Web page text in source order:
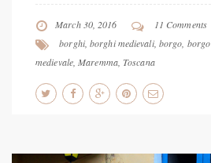
March 30, 2016
11 Comments
borghi,borghi medievali, borgo borgo
medievale, Maremma,Toscana